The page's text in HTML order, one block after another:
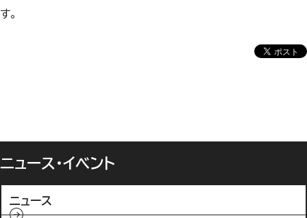
す。
ニュース・イベント
ニュース